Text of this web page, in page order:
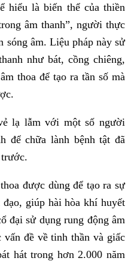
hiểu là biến thể của thiền
âm thanh”, người thực
sóng âm. Liệu pháp này sử
như bát, cồng chiêng,
thoa để tạo ra tần số mà
lạ lẫm với một số người
để chữa lành bệnh tật đã
được dùng để tạo ra sự
giúp hài hòa khí huyết
đại sử dụng rung động âm
đề về tinh thần và giấc
hát trong hơn 2.000 năm